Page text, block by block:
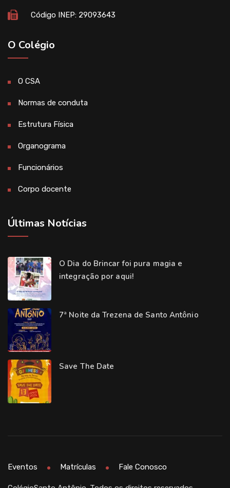
Código INEP: 29093643
O Colégio
O CSA
Normas de conduta
Estrutura Física
Organograma
Funcionários
Corpo docente
Últimas Notícias
O Dia do Brincar foi pura magia e
integração por aqui!
7ª Noite da Trezena de Santo Antônio
Save The Date
Eventos Matrículas Fale Conosco